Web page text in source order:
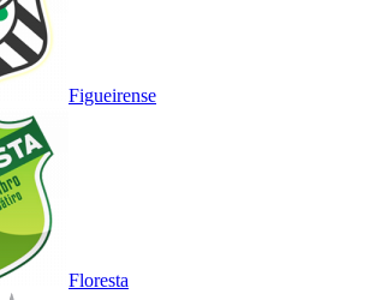
Figueirense
Floresta